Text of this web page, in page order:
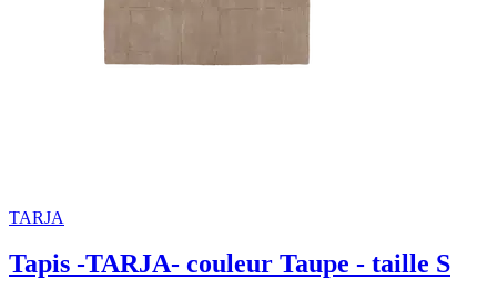
TARJA
Tapis -TARJA- couleur Taupe - taille S